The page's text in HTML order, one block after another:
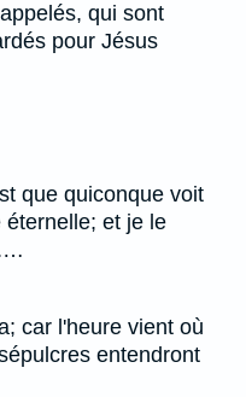
qui sont
pour Jésus
que quiconque voit
éternelle; et je le
car l'heure vient où
entendront